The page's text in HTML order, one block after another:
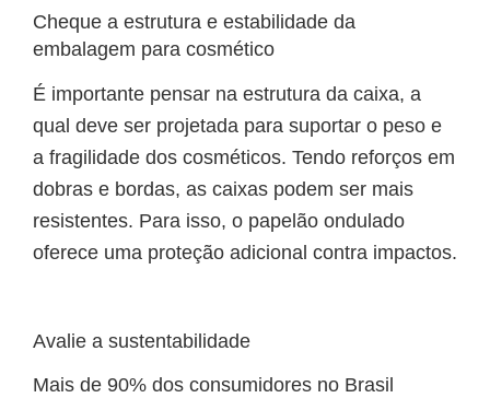
Cheque a estrutura e estabilidade da
embalagem para cosmético
É importante pensar na estrutura da caixa, a
qual deve ser projetada para suportar o peso e
a fragilidade dos cosméticos. Tendo reforços em
dobras e bordas, as caixas podem ser mais
resistentes. Para isso, o papelão ondulado
oferece uma proteção adicional contra impactos.
Avalie a sustentabilidade
Mais de 90% dos consumidores no Brasil